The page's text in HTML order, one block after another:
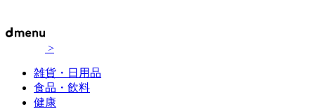
>
雑貨・日用品
食品・飲料
健康